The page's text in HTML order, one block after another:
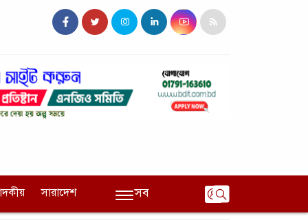
সারাদেশ সব